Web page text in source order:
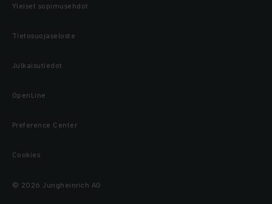
Yleiset sopimusehdot
Tietosuojaseloste
Julkaisutiedot
OpenLine
Preference Center
Cookies
© 2026 Jungheinrich AG